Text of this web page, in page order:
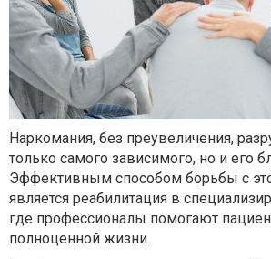
Наркомания, без преувеличения,
только самого зависимого, но и его
Эффективным способом борьбы с
является реабилитация в
где профессионалы помогают
полноценной жизни.